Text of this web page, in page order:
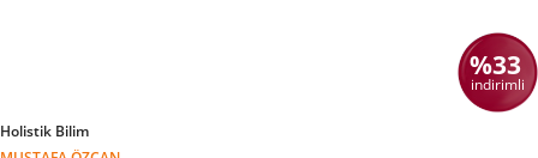
%33
indirimli
Holistik Bilim